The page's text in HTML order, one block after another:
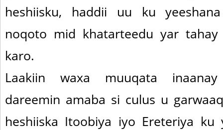
heshiisku, haddii uu ku
noqoto mid khatarteedu yar
karo.
Laakiin waxa muuqata
dareemin amaba si culus u
heshiiska Itoobiya iyo Ereteriya ku